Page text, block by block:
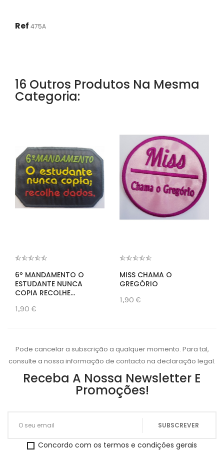
Ref 475A
16 Outros Produtos Na Mesma
Categoria:
6º MANDAMENTO O
ESTUDANTE NUNCA
COPIA RECOLHE...
1,90 €
MISS CHAMA O
GREGÓRIO
1,90 €
Pode cancelar a subscrição a qualquer momento. Para tal,
consulte a nossa informação de contacto na declaração legal.
Receba A Nossa Newsletter E
Promoções!
Concordo com os termos e condições gerais